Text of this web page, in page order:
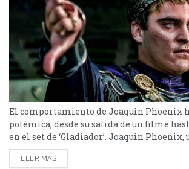
El comportamiento de Joaquin Phoenix
polémica, desde su salida de un filme
en el set de ‘Gladiador’. Joaquin Phoenix,
más aclamados de su generación, ha
controversia por su comportamiento en
LEER MÁS